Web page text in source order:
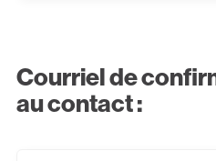
Courriel de
au contact :